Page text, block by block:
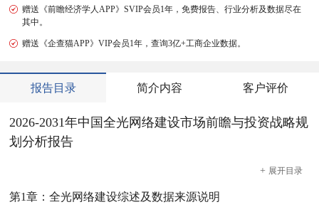
赠送《前瞻经济学人APP》SVIP会员1年，免费报告、行业分析及数据尽在
其中。
赠送《企查猫APP》VIP会员1年，查询3亿+工商企业数据。
报告目录 简介内容 客户评价
2026-2031年中国全光网络建设市场前瞻与投资战略规
划分析报告
+ 展开目录
第1章：全光网络建设综述及数据来源说明